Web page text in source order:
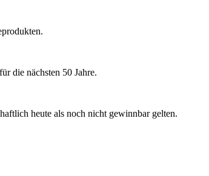
die nächsten 50 Jahre.
heute als noch nicht gewinnbar gelten.